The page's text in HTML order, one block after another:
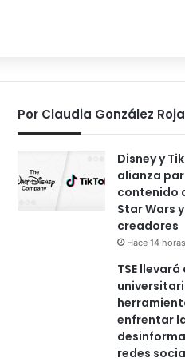
Por Claudia González
Disney y
alianza
contenido
Star Wars
creadores
Hace 14 horas
TSE llevará
enfrentar
redes